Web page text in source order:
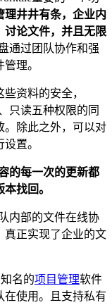
理井井有条，企业内
讨论文件，并且无限
通过团队协作和强
理。
资料的安全，
只读五种权限的同
。除此之外，可以对
置。
的每一次的更新都
找回。
内部的文件在线协
真正实现了企业的文
名的项目管理软件
在使用。且支持私有